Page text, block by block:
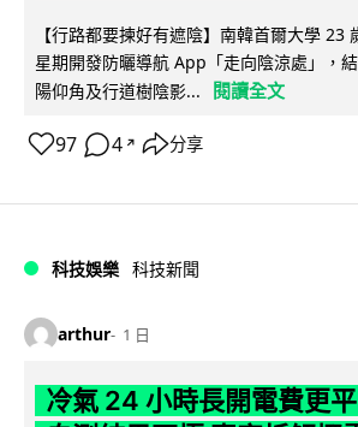
【行路都要揀好有遮陰】南韓首爾大學 23
星期開發防曬導航 App「走向陰涼處」，
陽仰角及行道樹陰影...
閱讀全文
97 4 ↗ 分享
科技娛樂 科技新聞
arthur 1 日
冷氣 24 小時長開電費更